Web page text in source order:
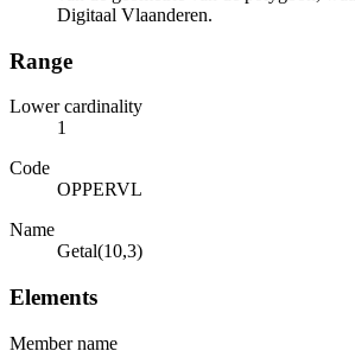
Digitaal Vlaanderen.
Range
Lower cardinality
1
Code
OPPERVL
Name
Getal(10,3)
Elements
Member name